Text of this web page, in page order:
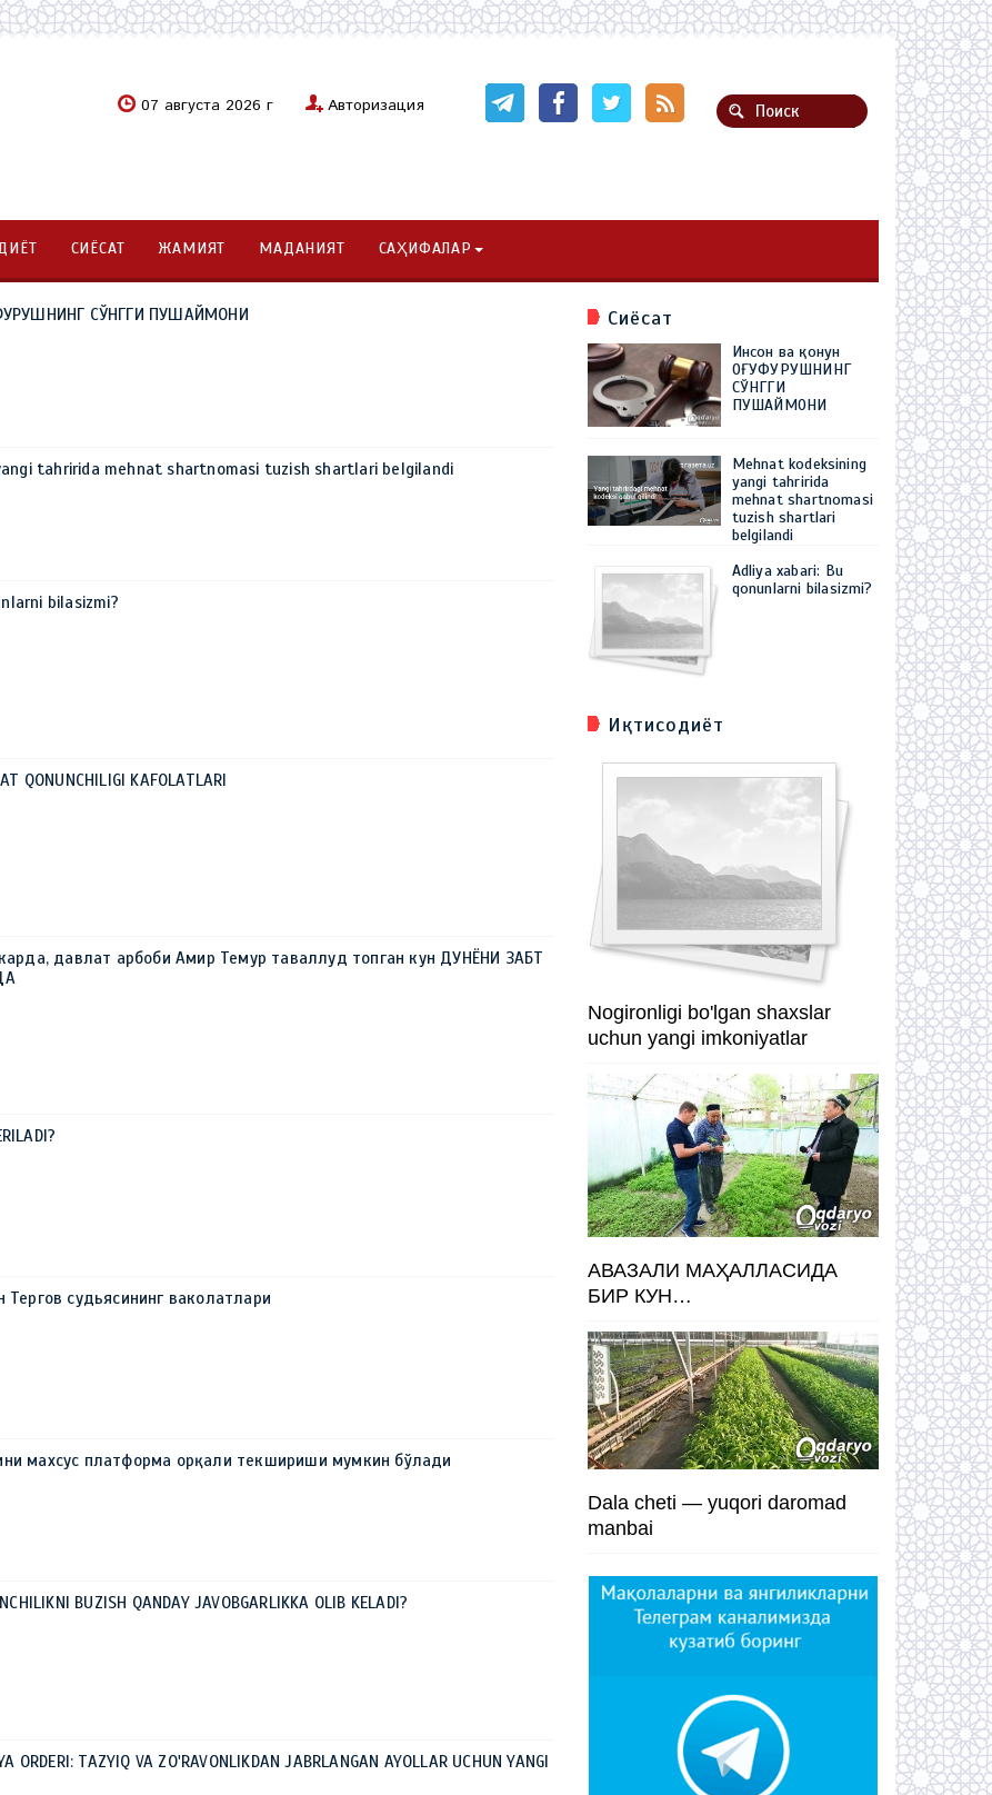
07 августа 2026 г Авторизация
СИЁСАТ ЖАМИЯТ МАДАНИЯТ САҲИФАЛАР
СЎНГГИ ПУШАЙМОНИ
tahririda mehnat shartnomasi tuzish shartlari belgilandi
bilasizmi?
QONUNCHILIGI KAFOLATLARI
давлат арбоби Амир Темур таваллуд топган кун ДУНЁНИ ЗАБТ
Тергов судьясининг ваколатлари
махсус платформа орқали текшириши мумкин бўлади
BUZISH QANDAY JAVOBGARLIKKA OLIB KELADI?
TAZYIQ VA ZO'RAVONLIKDAN JABRLANGAN AYOLLAR UCHUN YANGI
Сиёсат
Инсон ва қонун
ОҒУФУРУШНИНГ
СЎНГГИ
ПУШАЙМОНИ
Mehnat kodeksining
yangi tahririda
mehnat shartnomasi
tuzish shartlari
belgilandi
Adliya xabari: Bu
qonunlarni bilasizmi?
Иқтисодиёт
Nogironligi bo'lgan shaxslar
uchun yangi imkoniyatlar
АВАЗАЛИ МАҲАЛЛАСИДА
БИР КУН…
Dala cheti — yuqori daromad
manbai